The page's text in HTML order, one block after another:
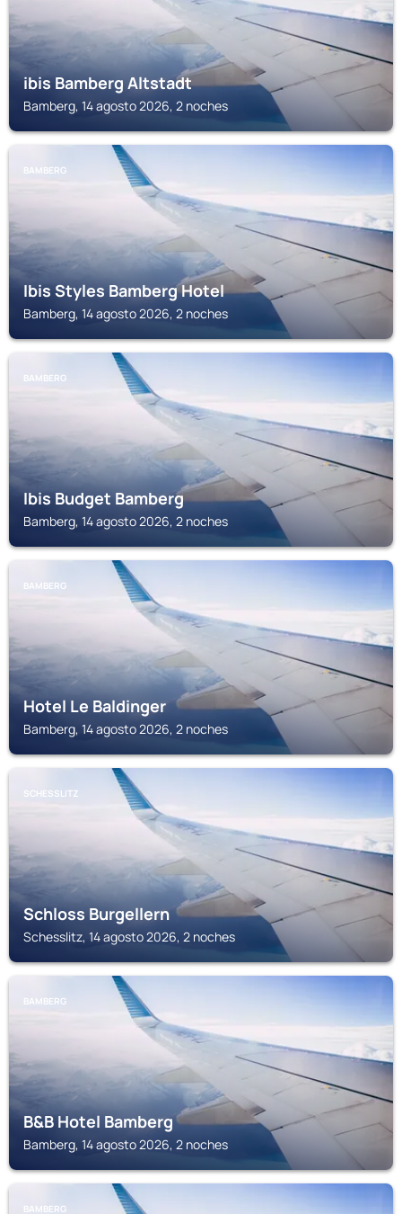
ibis Bamberg Altstadt
Bamberg, 14 agosto 2026, 2 noches
BAMBERG
Ibis Styles Bamberg Hotel
Bamberg, 14 agosto 2026, 2 noches
BAMBERG
Ibis Budget Bamberg
Bamberg, 14 agosto 2026, 2 noches
BAMBERG
Hotel Le Baldinger
Bamberg, 14 agosto 2026, 2 noches
SCHESSLITZ
Schloss Burgellern
Schesslitz, 14 agosto 2026, 2 noches
BAMBERG
B&B Hotel Bamberg
Bamberg, 14 agosto 2026, 2 noches
BAMBERG